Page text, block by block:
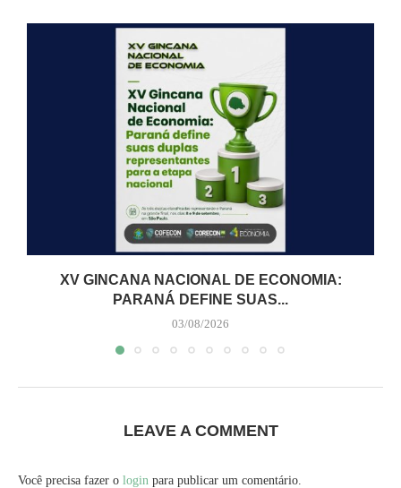
XV GINCANA NACIONAL DE ECONOMIA:
PARANÁ DEFINE SUAS...
03/08/2026
LEAVE A COMMENT
Você precisa fazer o login para publicar um comentário.